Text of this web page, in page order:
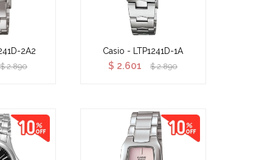
2A2
$ 2.890
Casio - LTP1241D-1A
$ 2.601 $ 2.890